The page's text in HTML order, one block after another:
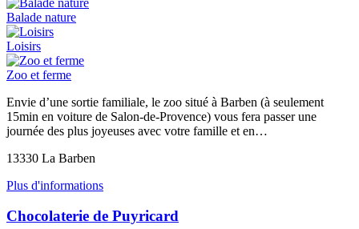
Balade nature
Loisirs
Zoo et ferme
Envie d’une sortie familiale, le zoo situé à Barben (à seulement
15min en voiture de Salon-de-Provence) vous fera passer une
journée des plus joyeuses avec votre famille et en…
13330 La Barben
Plus d'informations
Chocolaterie de Puyricard